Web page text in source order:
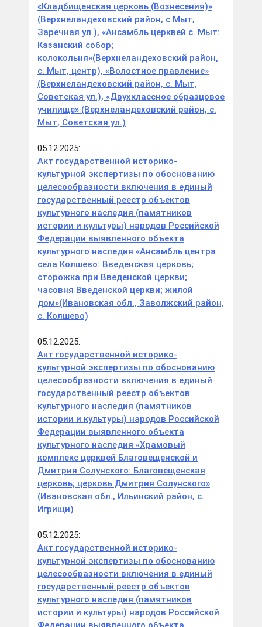
«Кладбищенская церковь (Вознесения)»
(Верхнеландеховский район, с.Мыт,
Заречная ул.), «Ансамбль церквей с. Мыт:
Казанский собор;
колокольня»(Верхнеландеховский район,
с. Мыт, центр), «Волостное правление»
(Верхнеландеховский район, с. Мыт,
Советская ул.), «Двухклассное образцовое
училище» (Верхнеландеховский район, с.
Мыт, Советская ул.)
05.12.2025:
Акт государственной историко-
культурной экспертизы по обоснованию
целесообразности включения в единый
государственный реестр объектов
культурного наследия (памятников
истории и культуры) народов Российской
Федерации выявленного объекта
культурного наследия «Ансамбль центра
села Колшево: Введенская церковь;
сторожка при Введенской церкви;
часовня Введенской церкви; жилой
дом»(Ивановская обл., Заволжский район,
с. Колшево)
05.12.2025:
Акт государственной историко-
культурной экспертизы по обоснованию
целесообразности включения в единый
государственный реестр объектов
культурного наследия (памятников
истории и культуры) народов Российской
Федерации выявленного объекта
культурного наследия «Храмовый
комплекс церквей Благовещенской и
Дмитрия Солунского: Благовещенская
церковь; церковь Дмитрия Солунского»
(Ивановская обл., Ильинский район, с.
Игрищи)
05.12.2025:
Акт государственной историко-
культурной экспертизы по обоснованию
целесообразности включения в единый
государственный реестр объектов
культурного наследия (памятников
истории и культуры) народов Российской